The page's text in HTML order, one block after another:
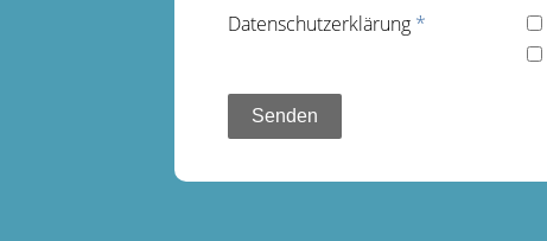
Datenschutz­erklärung *